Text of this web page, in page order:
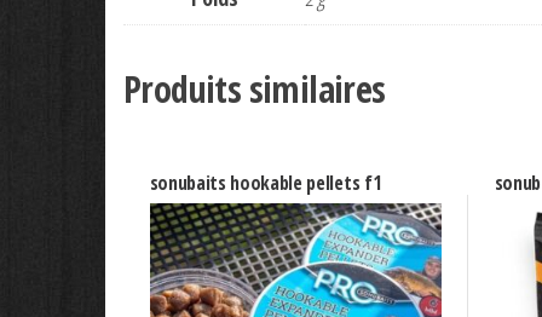
Produits similaires
sonubaits hookable pellets f1